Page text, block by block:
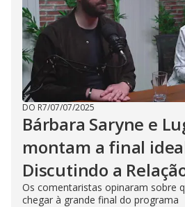
DO R7/07/07/2025
Bárbara Saryne e
montam a final
Discutindo a
Os comentaristas opinaram sobre
chegar à grande final do programa